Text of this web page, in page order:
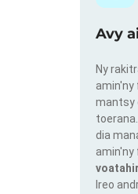
Avy
Ny
amin'ny
mantsy
dia
amin'ny
Ireo